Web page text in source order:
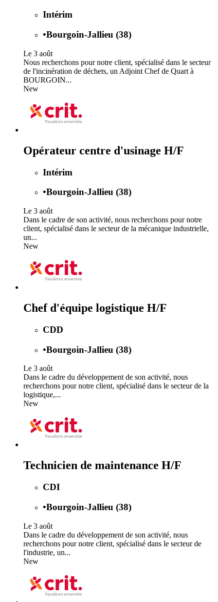
Intérim
•Bourgoin-Jallieu (38)
Le 3 août
Nous recherchons pour notre client, spécialisé dans le secteur
de l'incinération de déchets, un Adjoint Chef de Quart à
BOURGOIN...
New
Opérateur centre d'usinage H/F
Intérim
•Bourgoin-Jallieu (38)
Le 3 août
Dans le cadre de son activité, nous recherchons pour notre
client, spécialisé dans le secteur de la mécanique industrielle,
un...
New
Chef d'équipe logistique H/F
CDD
•Bourgoin-Jallieu (38)
Le 3 août
Dans le cadre du développement de son activité, nous
recherchons pour notre client, spécialisé dans le secteur de la
logistique,...
New
Technicien de maintenance H/F
CDI
•Bourgoin-Jallieu (38)
Le 3 août
Dans le cadre du développement de son activité, nous
recherchons pour notre client, spécialisé dans le secteur de
l'industrie, un...
New